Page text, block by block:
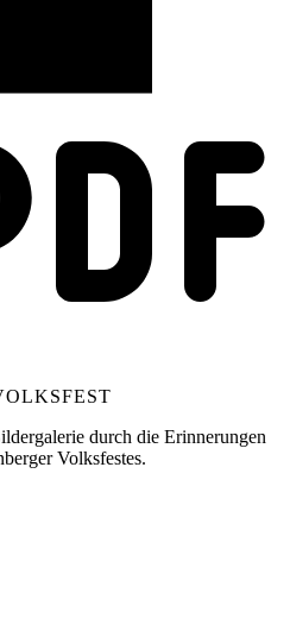
durch die Erinnerungen
Volksfestes.